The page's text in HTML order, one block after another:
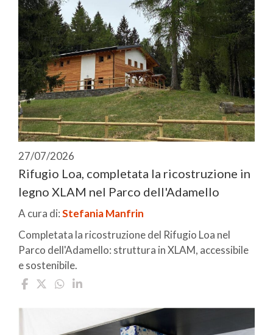
27/07/2026
Rifugio Loa, completata la ricostruzione in
legno XLAM nel Parco dell'Adamello
A cura di:Stefania Manfrin
Completata la ricostruzione del Rifugio Loa nel
Parco dell'Adamello: struttura in XLAM, accessibile
e sostenibile.